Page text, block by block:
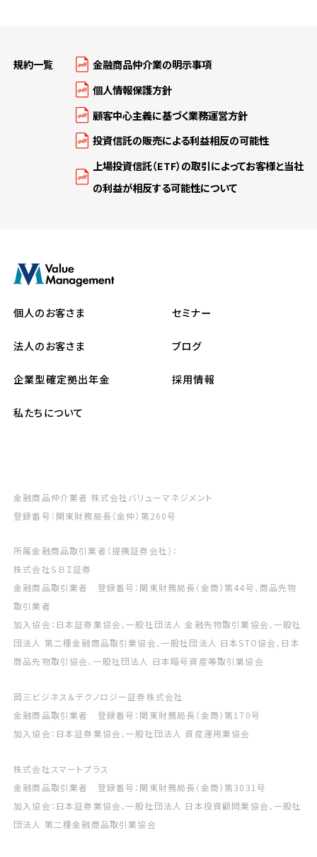
規約一覧
金融商品仲介業の明示事項
個人情報保護方針
顧客中心主義に基づく業務運営方針
投資信託の販売による利益相反の可能性
上場投資信託（ETF）の取引によってお客様と当社
の利益が相反する可能性について
個人のお客さま
法人のお客さま
企業型確定拠出年金
私たちについて
セミナー
ブログ
採用情報
金融商品仲介業者 株式会社バリューマネジメント
登録番号：関東財務局長（金仲）第260号
所属金融商品取引業者（提携証券会社）：
株式会社ＳＢＩ証券
金融商品取引業者 登録番号：関東財務局長（金商）第44号、商品先物
取引業者
加入協会：日本証券業協会、一般社団法人 金融先物取引業協会、一般社
団法人 第二種金融商品取引業協会、一般社団法人 日本STO協会、日本
商品先物取引協会、一般社団法人 日本暗号資産等取引業協会
岡三ビジネス＆テクノロジー証券株式会社
金融商品取引業者 登録番号：関東財務局長（金商）第170号
加入協会：日本証券業協会、一般社団法人 資産運用業協会
株式会社スマートプラス
金融商品取引業者 登録番号：関東財務局長（金商）第3031号
加入協会：日本証券業協会、一般社団法人 日本投資顧問業協会、一般社
団法人 第二種金融商品取引業協会